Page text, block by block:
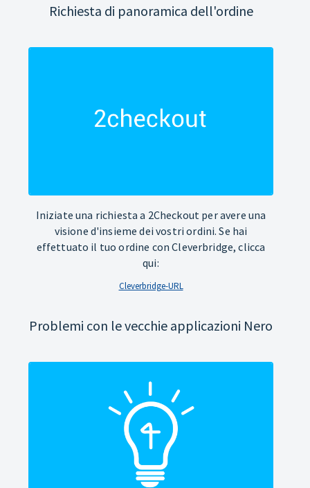
Richiesta di panoramica dell'ordine
Iniziate una richiesta a 2Checkout per avere una
visione d'insieme dei vostri ordini. Se hai
effettuato il tuo ordine con Cleverbridge, clicca
qui:
Cleverbridge-URL
Problemi con le vecchie applicazioni Nero